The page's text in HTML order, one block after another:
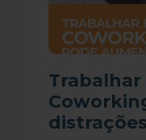
Trabalhar